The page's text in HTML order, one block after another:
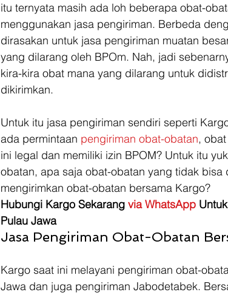
itu ternyata masih ada loh beberapa obat-
menggunakan jasa pengiriman. Berbeda
dirasakan untuk jasa pengiriman muatan
yang dilarang oleh BPOm. Nah, jadi
kira-kira obat mana yang dilarang untuk
dikirimkan.
Untuk itu jasa pengiriman sendiri seperti
ada permintaan pengiriman obat-obatan,
ini legal dan memiliki izin BPOM? Untuk itu
obatan, apa saja obat-obatan yang tidak
mengirimkan obat-obatan bersama Kargo?
Hubungi Kargo Sekarang via WhatsApp
Pulau Jawa
Jasa Pengiriman Obat-Obatan
Kargo saat ini melayani pengiriman obat-
Jawa dan juga pengiriman Jabodetabek.